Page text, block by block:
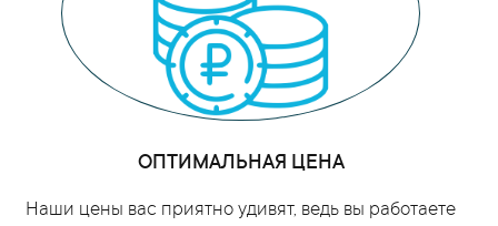
ОПТИМАЛЬНАЯ ЦЕНА
Наши цены вас приятно удивят, ведь вы работаете